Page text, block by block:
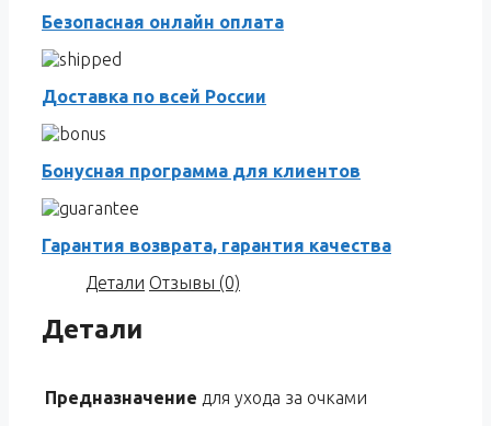
Безопасная онлайн оплата
Доставка по всей России
Бонусная программа для клиентов
Гарантия возврата, гарантия качества
Детали Отзывы (0)
Детали
Предназначение для ухода за очками